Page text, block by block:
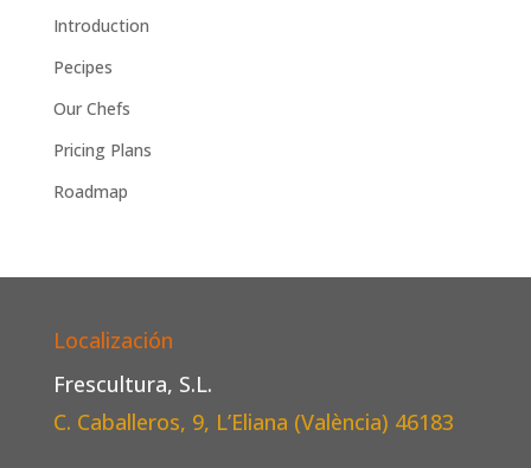
Introduction
Pecipes
Our Chefs
Pricing Plans
Roadmap
Localización
Frescultura, S.L.
C. Caballeros, 9, L’Eliana (València) 46183